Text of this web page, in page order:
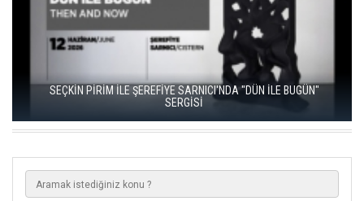
SEÇKİN PİRİM İLE ŞEREFİYE SARNICI'NDA "DÜN İLE BUGÜN"
SERGİSİ